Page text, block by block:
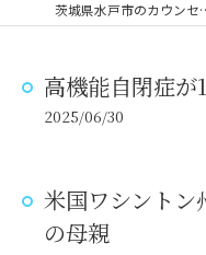
茨城県水戸市
高機能自閉症が
2025/06/30
米国ワシント
の母親